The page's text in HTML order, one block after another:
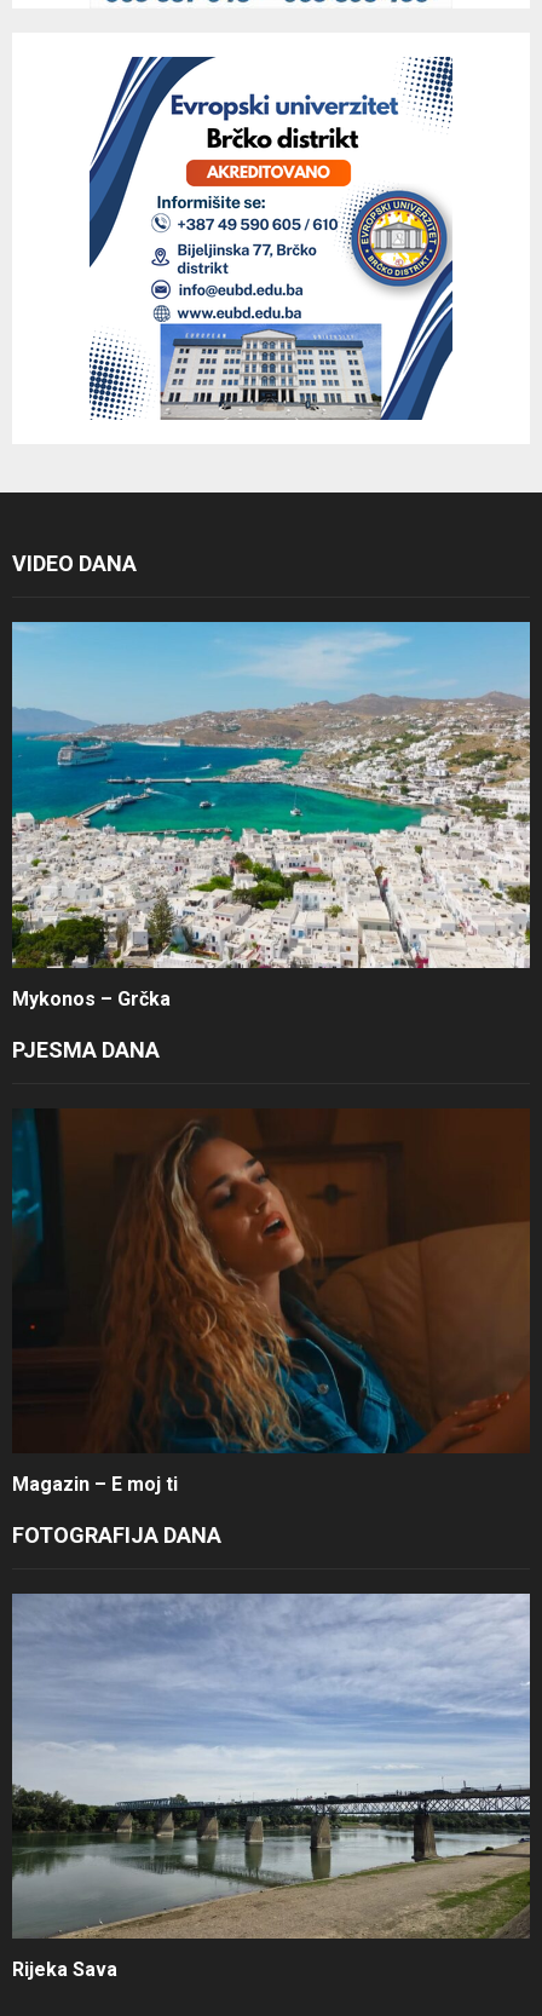
VIDEO DANA
Mykonos – Grčka
PJESMA DANA
Magazin – E moj ti
FOTOGRAFIJA DANA
Rijeka Sava